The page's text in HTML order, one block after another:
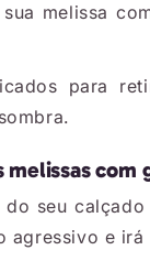
melissa
para
melissas
seu
agressivo e